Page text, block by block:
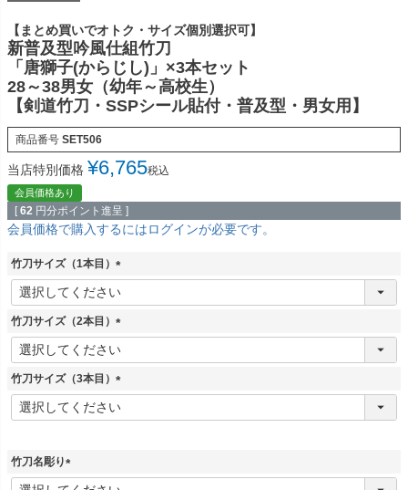
【まとめ買いでオトク・サイズ個別選択可】
新普及型吟風仕組竹刀
「唐獅子(からじし)」×3本セット
28～38男女（幼年～高校生）
【剣道竹刀・SSPシール貼付・普及型・男女用】
商品番号 SET506
当店特別価格 ¥6,765税込
会員価格あり
[ 62 円分ポイント進呈 ]
会員価格で購入するにはログインが必要です。
竹刀サイズ（1本目）
(
須
竹刀サイズ（2本目）
(
須
竹刀サイズ（3本目）
(
竹刀名彫り
(